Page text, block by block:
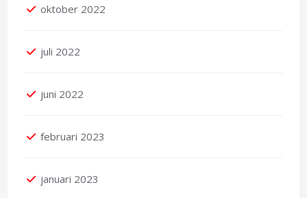
oktober 2022
juli 2022
juni 2022
februari 2023
januari 2023